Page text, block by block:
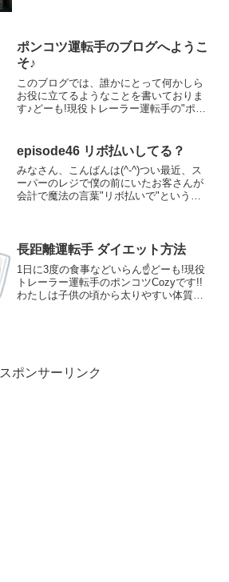
驚きの光景を目の当た...
ポンコツ運転手のブログへようこ
そ♪
このブログでは、誰かにとって何かしら
お役に立てるようなことを書いておりま
す♪どーも!現役トレーラー運転手の"ポン
送を聞いたリスナーさんが、ちょっ...
episode46 リボ払いしてる？
みなさん、こんばんは(^-^)つい最近、ス
ーパーのレジで僕の前にいたお客さんが
会計で魔法の言葉"リボ払いで"というの
い人には当たり前...
長距離運転手 ダイエット方法
1日に3度の食事などいらん☝どーも!現役
トレーラー運転手のポンコツCozyです!!
わたしは子供の頃から太りやすい体質を
スポンサーリンク